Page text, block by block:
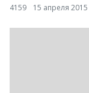
4159 15 апреля 2015